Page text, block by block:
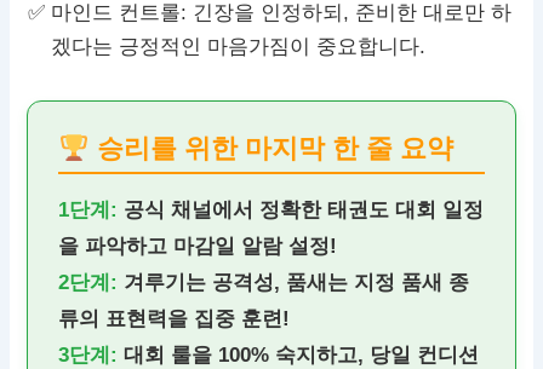
마인드 컨트롤: 긴장을 인정하되, 준비한 대로만 하
겠다는 긍정적인 마음가짐이 중요합니다.
승리를 위한 마지막 한 줄 요약
1단계: 공식 채널에서 정확한 태권도 대회 일정
을 파악하고 마감일 알람 설정!
2단계: 겨루기는 공격성, 품새는 지정 품새 종
류의 표현력을 집중 훈련!
3단계: 대회 룰을 100% 숙지하고, 당일 컨디션